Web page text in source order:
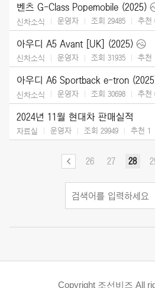
벤츠 G-Class Popemobile (2025)
신차소식 운영자 조회 29485 추천
아우디 A5 Avant [UK] (2025)
신차소식 운영자 조회 31935 추천
아우디 A6 Sportback e-tron
신차소식 운영자 조회 30698 추천
2024년 11월 현대차 판매실적
자료실 운영자 조회 29949 추천 1
26 27 28
Copyright 조선비즈 All